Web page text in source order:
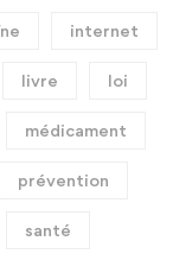
internet
livre loi
médicament
prévention
santé